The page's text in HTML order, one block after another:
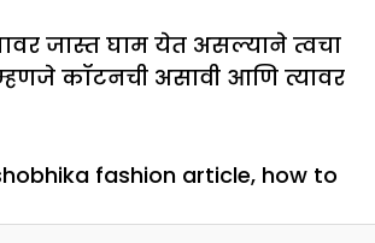
जास्त घाम येत असल्याने त्वचा
कॉटनची असावी आणि त्यावर
fashion article, how to